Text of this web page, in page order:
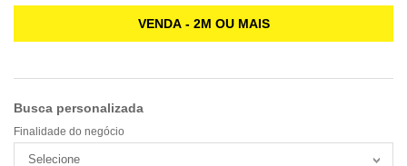
VENDA - 2M OU MAIS
Busca personalizada
Finalidade do negócio
Selecione